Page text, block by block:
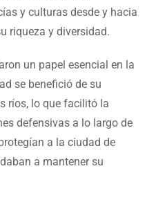
y culturas desde y hacia
riqueza y diversidad.
un papel esencial en la
se benefició de su
ríos, lo que facilitó la
defensivas a lo largo de
a la ciudad de
a mantener su